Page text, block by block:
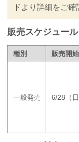
ドより詳細をご確
販売スケジュール
種別 販売開始
一般発売 6/28（